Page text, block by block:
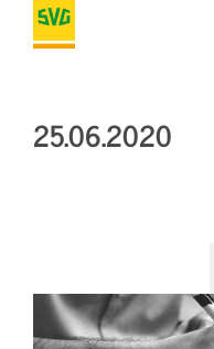
25.06.2020